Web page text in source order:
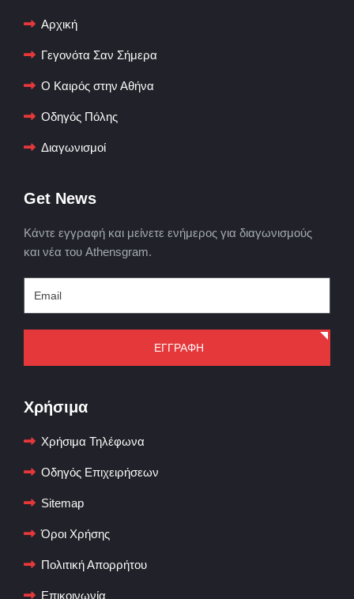
Αρχική
Γεγονότα Σαν Σήμερα
Ο Καιρός στην Αθήνα
Οδηγός Πόλης
Διαγωνισμοί
Get News
Κάντε εγγραφή και μείνετε ενήμερος για διαγωνισμούς
και νέα του Athensgram.
ΕΓΓΡΑΦΗ
Χρήσιμα
Χρήσιμα Τηλέφωνα
Οδηγός Επιχειρήσεων
Sitemap
Όροι Χρήσης
Πολιτική Απορρήτου
Επικοινωνία